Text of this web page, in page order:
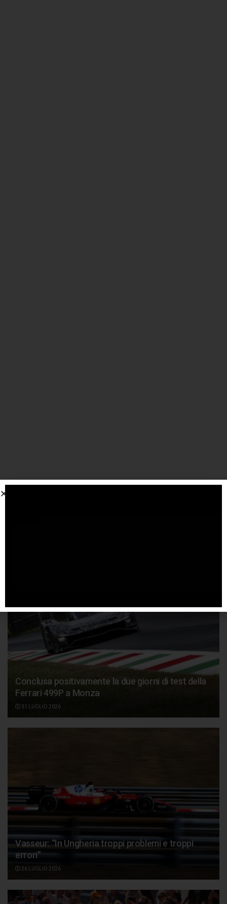
Conclusa positivamente la due giorni di test della
Ferrari 499P a Monza
31 LUGLIO 2026
Vasseur: “In Ungheria troppi problemi e troppi
errori”
26 LUGLIO 2026